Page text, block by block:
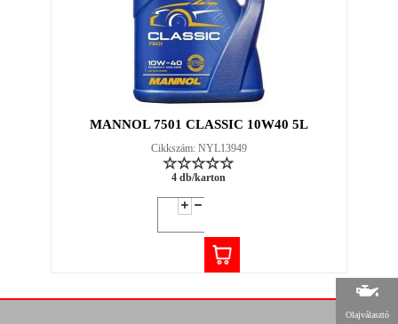
MANNOL 7501 CLASSIC 10W40 5L
Cikkszám: NYL13949
4 db/karton
Olajválasztó